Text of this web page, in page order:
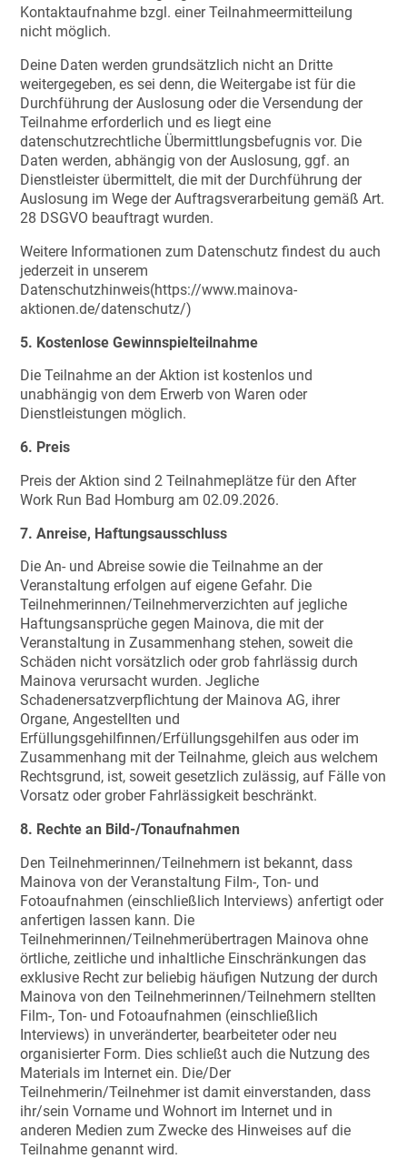
Kontaktaufnahme bzgl. einer Teilnahmeermitteilung
nicht möglich.
Deine Daten werden grundsätzlich nicht an Dritte
weitergegeben, es sei denn, die Weitergabe ist für die
Durchführung der Auslosung oder die Versendung der
Teilnahme erforderlich und es liegt eine
datenschutzrechtliche Übermittlungsbefugnis vor. Die
Daten werden, abhängig von der Auslosung, ggf. an
Dienstleister übermittelt, die mit der Durchführung der
Auslosung im Wege der Auftragsverarbeitung gemäß Art.
28 DSGVO beauftragt wurden.
Weitere Informationen zum Datenschutz findest du auch
jederzeit in unserem
Datenschutzhinweis(https://www.mainova-
aktionen.de/datenschutz/)
5. Kostenlose Gewinnspielteilnahme
Die Teilnahme an der Aktion ist kostenlos und
unabhängig von dem Erwerb von Waren oder
Dienstleistungen möglich.
6. Preis
Preis der Aktion sind 2 Teilnahmeplätze für den After
Work Run Bad Homburg am 02.09.2026.
7. Anreise, Haftungsausschluss
Die An- und Abreise sowie die Teilnahme an der
Veranstaltung erfolgen auf eigene Gefahr. Die
Teilnehmerinnen/Teilnehmerverzichten auf jegliche
Haftungsansprüche gegen Mainova, die mit der
Veranstaltung in Zusammenhang stehen, soweit die
Schäden nicht vorsätzlich oder grob fahrlässig durch
Mainova verursacht wurden. Jegliche
Schadenersatzverpflichtung der Mainova AG, ihrer
Organe, Angestellten und
Erfüllungsgehilfinnen/Erfüllungsgehilfen aus oder im
Zusammenhang mit der Teilnahme, gleich aus welchem
Rechtsgrund, ist, soweit gesetzlich zulässig, auf Fälle von
Vorsatz oder grober Fahrlässigkeit beschränkt.
8. Rechte an Bild-/Tonaufnahmen
Den Teilnehmerinnen/Teilnehmern ist bekannt, dass
Mainova von der Veranstaltung Film-, Ton- und
Fotoaufnahmen (einschließlich Interviews) anfertigt oder
anfertigen lassen kann. Die
Teilnehmerinnen/Teilnehmerübertragen Mainova ohne
örtliche, zeitliche und inhaltliche Einschränkungen das
exklusive Recht zur beliebig häufigen Nutzung der durch
Mainova von den Teilnehmerinnen/Teilnehmern stellten
Film-, Ton- und Fotoaufnahmen (einschließlich
Interviews) in unveränderter, bearbeiteter oder neu
organisierter Form. Dies schließt auch die Nutzung des
Materials im Internet ein. Die/Der
Teilnehmerin/Teilnehmer ist damit einverstanden, dass
ihr/sein Vorname und Wohnort im Internet und in
anderen Medien zum Zwecke des Hinweises auf die
Teilnahme genannt wird.